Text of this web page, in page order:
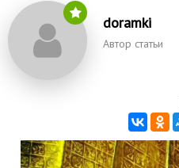
doramki
Автор статьи